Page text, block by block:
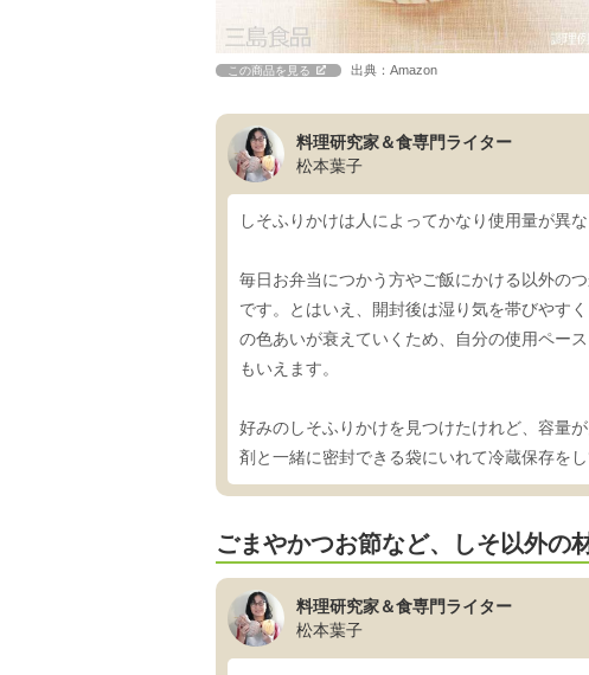
この商品を見る 出典：Amazon
料理研究家＆食専門ライター
松本葉子
しそふりかけは人によってかなり使用量が異な
毎日お弁当につかう方やご飯にかける以外の
です。とはいえ、開封後は湿り気を帯びやす
の色あいが衰えていくため、自分の使用ペー
もいえます。
好みのしそふりかけを見つけたけれど、容量
剤と一緒に密封できる袋にいれて冷蔵保存をし
ごまやかつお節など、しそ以外の
料理研究家＆食専門ライター
松本葉子